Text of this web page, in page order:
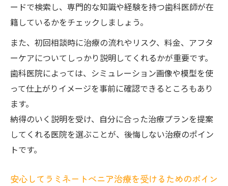
ードで検索し、専門的な知識や経験を持つ歯科医師が在
籍しているかをチェックしましょう。
また、初回相談時に治療の流れやリスク、料金、アフタ
ーケアについてしっかり説明してくれるかが重要です。
歯科医院によっては、シミュレーション画像や模型を使
って仕上がりイメージを事前に確認できるところもあり
ます。
納得のいく説明を受け、自分に合った治療プランを提案
してくれる医院を選ぶことが、後悔しない治療のポイン
トです。
安心してラミネートべニア治療を受けるためのポイン